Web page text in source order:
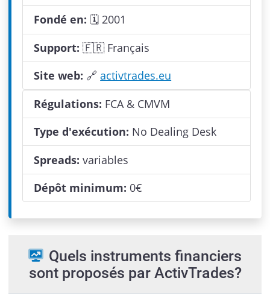
Fondé en: 🗓 2001
Support: 🇫🇷 Français
Site web: 🔗activtrades.eu
Régulations: FCA & CMVM
Type d'exécution: No Dealing Desk
Spreads: variables
Dépôt minimum: 0€
Quels instruments financiers
sont proposés par ActivTrades?